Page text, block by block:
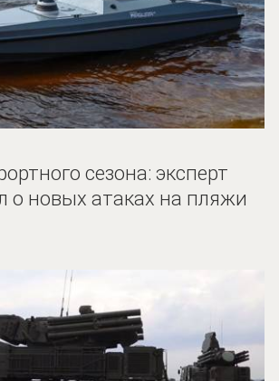
сезона: эксперт
о новых атаках на пляжи